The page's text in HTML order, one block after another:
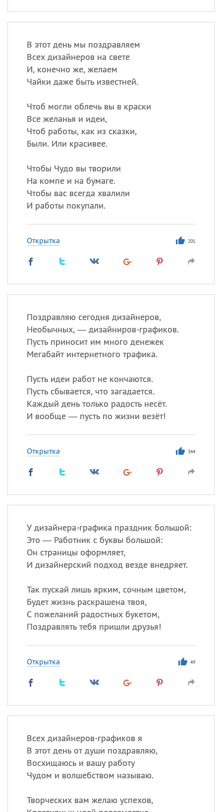
В этот день мы поздравляем
Всех дизайнеров на свете
И, конечно же, желаем
Чайки даже быть известней.
Чтоб могли облечь вы в краски
Все желанья и идеи,
Чтоб работы, как из сказки,
Были. Или красивее.
Чтобы Чудо вы творили
На компе и на бумаге.
Чтобы вас всегда хвалили
И работы покупали.
Открытка 201
Поздравляю сегодня дизайнеров,
Необычных, — дизайниров-графиков.
Пусть приносит им много денежек
Мегабайт интернетного трафика.
Пусть идеи работ не кончаются.
Пусть сбывается, что загадается.
Каждый день только радость несёт.
И вообще — пусть по жизни везёт!
Открытка 344
У дизайнера-графика праздник большой:
Это — Работник с буквы большой:
Он страницы оформляет,
И дизайнерский подход везде внедряет.
Так пускай лишь ярким, сочным цветом,
Будет жизнь раскрашена твоя,
С пожеланий радостных букетом,
Поздравлять тебя пришли друзья!
Открытка 49
Всех дизайнеров-графиков я
В этот день от души поздравляю,
Восхищаюсь и вашу работу
Чудом и волшебством называю.
Творческих вам желаю успехов,